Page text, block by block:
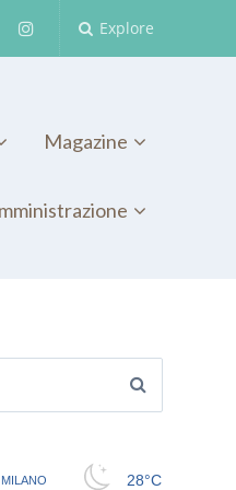
Explore
Magazine